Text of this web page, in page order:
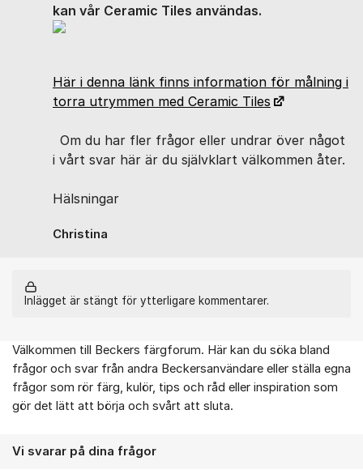
kan vår Ceramic Tiles användas.
Här i denna länk finns information för målning i
torra utrymmen med Ceramic Tiles
Om du har fler frågor eller undrar över något
i vårt svar här är du självklart välkommen åter.
Hälsningar
Christina
Inlägget är stängt för ytterligare kommentarer.
Om forumet
Välkommen till Beckers färgforum. Här kan du söka bland
frågor och svar från andra Beckersanvändare eller ställa egna
frågor som rör färg, kulör, tips och råd eller inspiration som
gör det lätt att börja och svårt att sluta.
Vi svarar på dina frågor